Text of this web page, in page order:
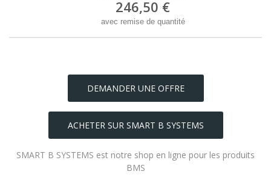
246,50 €
avec remise de quantité
DEMANDER UNE OFFRE
ACHETER SUR SMART B SYSTEMS
SMART B SYSTEMS est notre shop en ligne pour les produits
BMS